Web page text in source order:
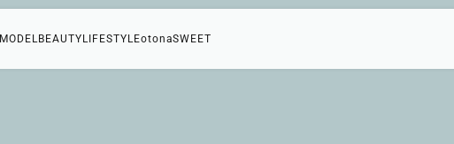
MODELBEAUTY LIFESTYLEotonaSWEET